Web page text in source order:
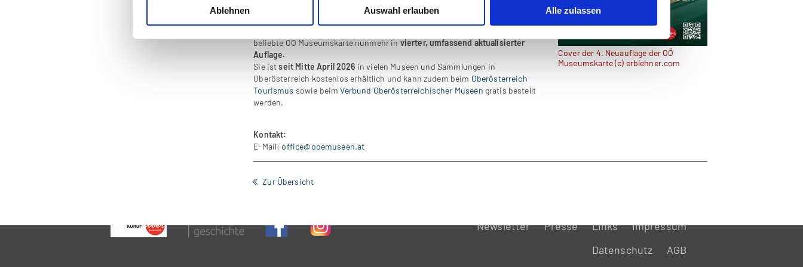
Ablehnen Auswahl erlauben Alle zulassen
Cover der 4. Neuauflage der OÖ
Museumskarte (c) erblehner.com
ebenso wie für individuelle Besuche.
beliebte OÖ Museumskarte nunmehr in vierter, umfassend aktualisierter
Auflage.
Sie istseit Mitte April 2026 in vielen Museen und Sammlungen in
Oberösterreich kostenlos erhältlich und kann zudem beim Oberösterreich
Tourismus sowie beimVerbund Oberösterreichischer Museen gratis bestellt
werden.
Kontakt:
E-Mail:office@ooemuseen.at
Zur Übersicht
Newsletter Presse Links
Impressum
Datenschutz
AGB